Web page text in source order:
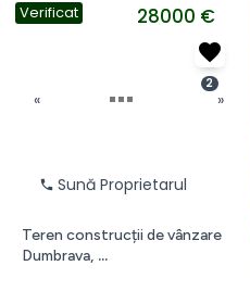
Verificat
« »
28000 €
2
Sună Proprietarul
Teren construcții de vânzare
Dumbrava,